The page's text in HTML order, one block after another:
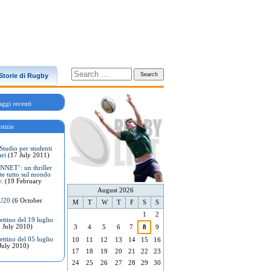
di Rugby
recenti
per studenti
(17 July 2011)
un thriller
tutto sul mondo
(19 February
(6 October
del 19 luglio
July 2010)
del 05 luglio
2010)
August 2026
M
T W T F S S
1
2
3
4 5 6 7 8
9
10
11 12 13 14 15
16
17
18 19 20 21 22
23
24
25 26 27 28 29
30